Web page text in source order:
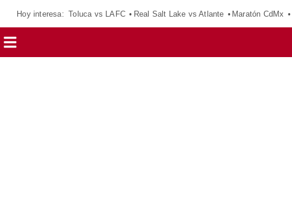
Hoy interesa: Toluca vs LAFC Real Salt Lake vs Atlante Maratón CdMx